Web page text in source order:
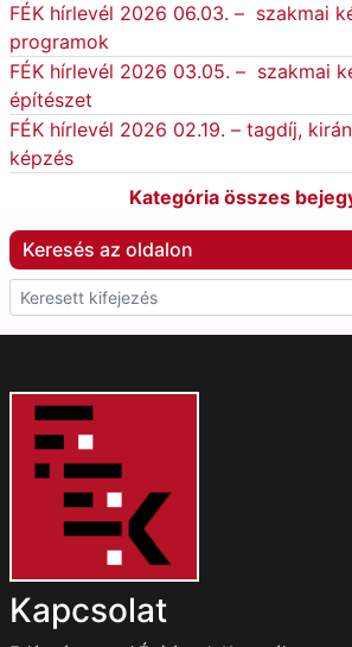
FÉK hírlevél 2026 06.03. – szakmai
programok
FÉK hírlevél 2026 03.05. – szakmai
építészet
FÉK hírlevél 2026 02.19. – tagdíj,
képzés
Kategória összes
Keresés az oldalon
Kapcsolat